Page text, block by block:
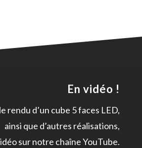
En vidéo !
rendu d’un cube 5 faces LED,
ainsi que d’autres réalisations,
sur notre chaîne YouTube.